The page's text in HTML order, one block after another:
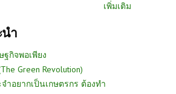
เพิ่มเติม
ำ
กิจพอเพียง
Green Revolution)
ำอยากเป็นเกษตรกร ต้องทำ